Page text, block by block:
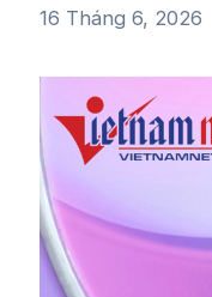
16 Tháng 6, 2026